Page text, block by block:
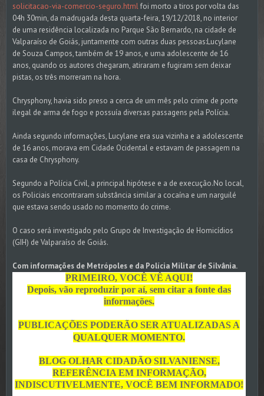
solicitacao-via-comercio-seguro.htmlfoi morto a tiros por volta das
04h 30min, da madrugada desta quarta-feira, 19/12/2018, no interior
de uma residência localizada no Parque São Bernardo, na cidade de
Valparaíso de Goiás, juntamente com outras duas pessoas:Lucylane
de Souza Campos, também de 19 anos, e uma adolescente de 16
anos, quando os autores chegaram, atiraram e fugiram sem deixar
pistas, os três morreram na hora.
Chrysphony, havia sido preso a cerca de um mês pelo crime de porte
ilegal de arma de fogo e possuía diversas passagens pela Polícia.
Ainda segundo informações, Lucylane era sua vizinha e a adolescente
de 16 anos, morava em Cidade Ocidental e estavam de passagem na
casa de Chrysphony.
Segundo a Polícia Civil, a principal hipótese e a de execução.No local,
os Policiais encontraram substância similar a cocaína e um narguilé
que estava sendo usado no momento do crime.
O caso será investigado pelo Grupo de Investigação de Homicídios
(GIH) de Valparaíso de Goiás.
Com informações de Metrópoles e da Polícia Militar de Silvânia.
PRIMEIRO, VOCÊ VÊ AQUI!
Depois, vão reproduzir por aí, sem citar a fonte das
informações.
PUBLICAÇÕES PODERÃO SER ATUALIZADAS A
QUALQUER MOMENTO.
BLOG OLHAR CIDADÃO SILVANIENSE,
REFERÊNCIA EM INFORMAÇÃO,
INDISCUTIVELMENTE, VOCÊ BEM INFORMADO!